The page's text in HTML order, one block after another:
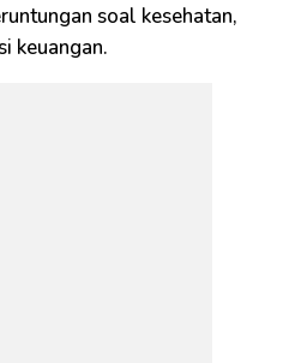
soal kesehatan,
keuangan.